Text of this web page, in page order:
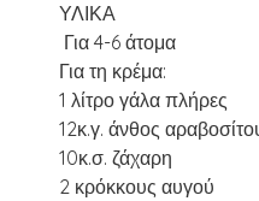
ΥΛΙΚΑ
Για 4-6 άτομα
Για τη κρέμα:
1 λίτρο γάλα πλήρες
12κ.γ. άνθος
10κ.σ. ζάχαρη
2 κρόκκους αυγού